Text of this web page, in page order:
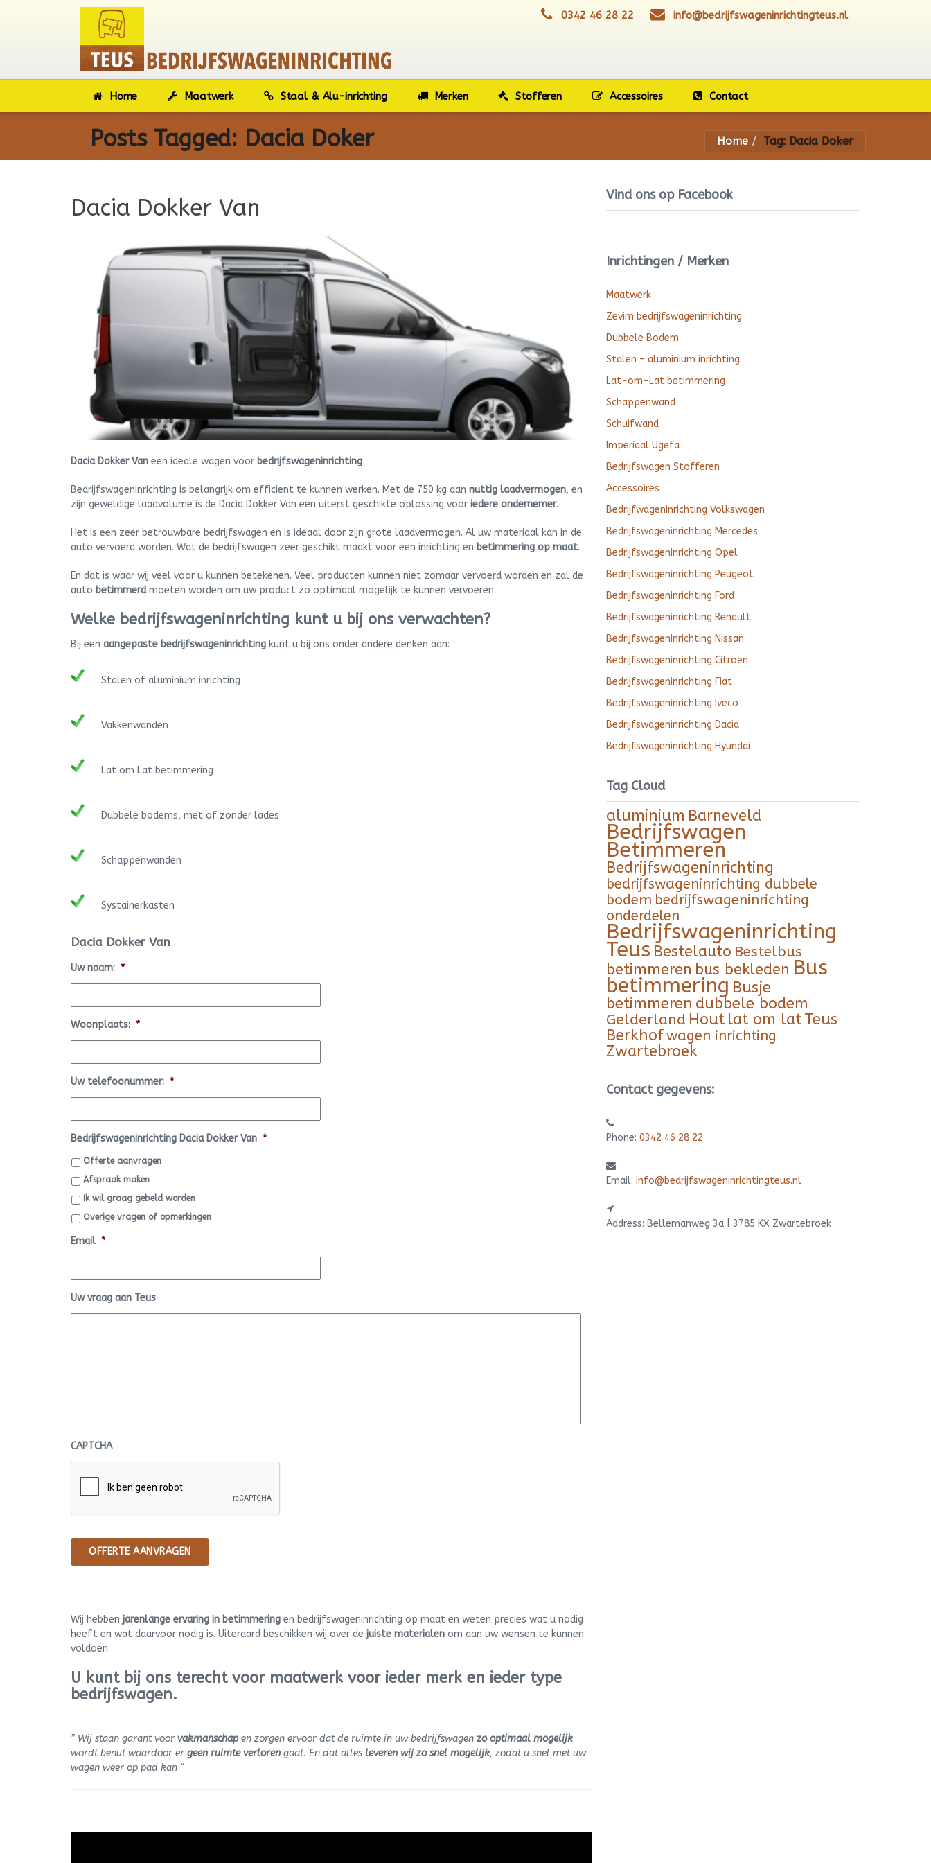
0342 46 28 22 info@bedrijfswageninrichtingteus.nl
Home Maatwerk Staal & Alu-inrichting Merken Stofferen Accessoires Contact
Posts Tagged: Dacia Doker Home Tag: Dacia Doker
Dacia Dokker Van
Dacia Dokker Van een ideale wagen voor bedrijfswageninrichting
Bedrijfswageninrichting is belangrijk om efficient te kunnen werken. Met de 750 kg aan nuttig laadvermogen, en
zijn geweldige laadvolume is de Dacia Dokker Van een uiterst geschikte oplossing voor iedere ondernemer.
Het is een zeer betrouwbare bedrijfswagen en is ideaal door zijn grote laadvermogen. Al uw materiaal kan in de
auto vervoerd worden. Wat de bedrijfswagen zeer geschikt maakt voor een inrichting en betimmering op maat.
En dat is waar wij veel voor u kunnen betekenen. Veel producten kunnen niet zomaar vervoerd worden en zal de
auto betimmerdmoeten worden om uw product zo optimaal mogelijk te kunnen vervoeren.
Welke bedrijfswageninrichting kunt u bij ons verwachten?
Bij een aangepaste bedrijfswageninrichting kunt u bij ons onder andere denken aan:
Stalen of aluminium inrichting
Vakkenwanden
Lat om Lat betimmering
Dubbele bodems, met of zonder lades
Schappenwanden
Systainerkasten
Dacia Dokker Van
Uw naam: *
Woonplaats: *
Uw telefoonummer: *
Bedrijfswageninrichting Dacia Dokker Van *
Offerte aanvragen
Afspraak maken
Ik wil graag gebeld worden
Overige vragen of opmerkingen
Email *
Uw vraag aan Teus
CAPTCHA
Wij hebben jarenlange ervaring in betimmering en bedrijfswageninrichting op maat en weten precies wat u nodig
heeft en wat daarvoor nodig is. Uiteraard beschikken wij over de juiste materialen om aan uw wensen te kunnen
voldoen.
U kunt bij ons terecht voor maatwerk voor ieder merk en ieder type
bedrijfswagen.
” Wij staan garant voor vakmanschapen zorgen ervoor dat de ruimte in uw bedrijfswagen zo optimaal mogelijk
wordt benut waardoor er geen ruimte verloren gaat. En dat alles leveren wij zo snel mogelijk, zodat u snel met uw
wagen weer op pad kan “
Vind ons op Facebook
Inrichtingen / Merken
Maatwerk
Zevim bedrijfswageninrichting
Dubbele Bodem
Stalen – aluminium inrichting
Lat-om-Lat betimmering
Schappenwand
Schuifwand
Imperiaal Ugefa
Bedrijfswagen Stofferen
Accessoires
Bedrijfwageninrichting Volkswagen
Bedrijfswageninrichting Mercedes
Bedrijfswageninrichting Opel
Bedrijfswageninrichting Peugeot
Bedrijfswageninrichting Ford
Bedrijfswageninrichting Renault
Bedrijfswageninrichting Nissan
Bedrijfswageninrichting Citroën
Bedrijfswageninrichting Fiat
Bedrijfswageninrichting Iveco
Bedrijfswageninrichting Dacia
Bedrijfswageninrichting Hyundai
Tag Cloud
aluminium Barneveld
Bedrijfswagen
Betimmeren
Bedrijfswageninrichting
bedrijfswageninrichting dubbele
bodem bedrijfswageninrichting
onderdelen
Bedrijfswageninrichting
Teus Bestelauto Bestelbus
betimmeren bus bekleden Bus
betimmering Busje
betimmeren dubbele bodem
Gelderland Hout lat om latTeus
Berkhofwagen inrichting
Zwartebroek
Contact gegevens:
Phone:0342 46 28 22
Email:info@bedrijfswageninrichtingteus.nl
Address: Bellemanweg 3a | 3785 KX Zwartebroek